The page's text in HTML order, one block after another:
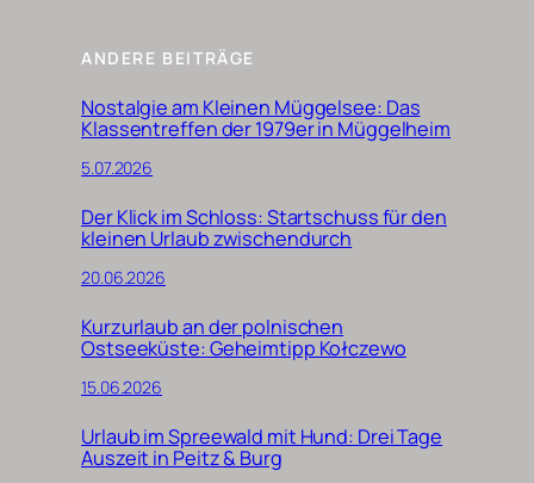
ANDERE BEITRÄGE
Nostalgie am Kleinen Müggelsee: Das
Klassentreffen der 1979er in Müggelheim
5.07.2026
Der Klick im Schloss: Startschuss für den
kleinen Urlaub zwischendurch
20.06.2026
Kurzurlaub an der polnischen
Ostseeküste: Geheimtipp Kołczewo
15.06.2026
Urlaub im Spreewald mit Hund: Drei Tage
Auszeit in Peitz & Burg